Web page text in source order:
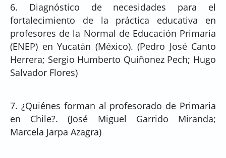
6. Diagnóstico de necesidades para el
fortalecimiento de la práctica educativa en
profesores de la Normal de Educación Primaria
(ENEP) en Yucatán (México). (Pedro José Canto
Herrera; Sergio Humberto Quiñonez Pech; Hugo
Salvador Flores)
7. ¿Quiénes forman al profesorado de Primaria
en Chile?. (José Miguel Garrido Miranda;
Marcela Jarpa Azagra)